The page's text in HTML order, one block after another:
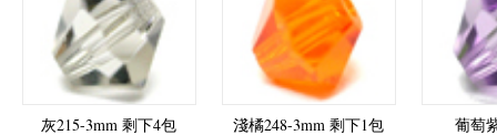
灰215-3mm 剩下4包 淺橘248-3mm 剩下1包 葡萄